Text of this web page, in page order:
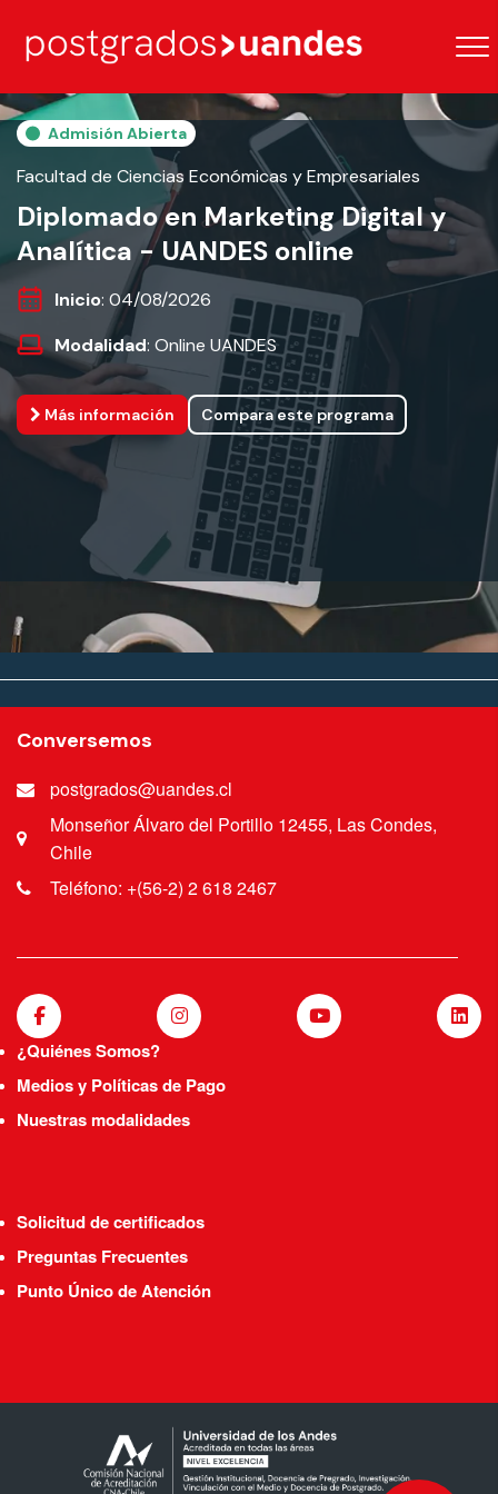
Admisión Abierta
Facultad de Ciencias Económicas y Empresariales
Diplomado en Marketing Digital y
Analítica - UANDES online
Inicio: 04/08/2026
Modalidad: Online UANDES
Más información Compara este programa
Conversemos
postgrados@uandes.cl
Monseñor Álvaro del Portillo 12455, Las Condes,
Chile
Teléfono: +(56-2) 2 618 2467
¿Quiénes Somos?
Medios y Políticas de Pago
Nuestras modalidades
Solicitud de certificados
Preguntas Frecuentes
Punto Único de Atención